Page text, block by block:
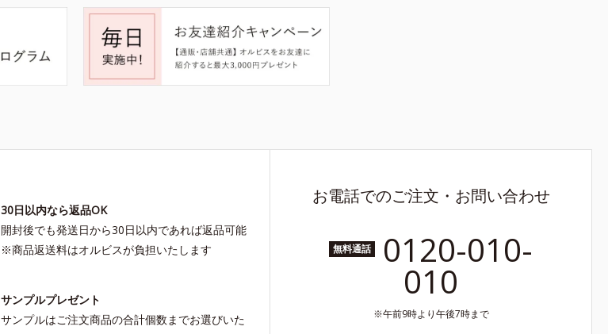
30日以内なら返品OK
開封後でも発送日から30日以内であれば返品可能
※商品返送料はオルビスが負担いたします
サンプルプレゼント
サンプルはご注文商品の合計個数までお選びいた
お電話でのご注文・お問い合わせ
無料通話 0120-010-
010
午前9時より午後7時まで